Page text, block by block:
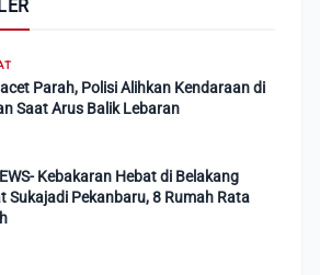
Parah, Polisi Alihkan Kendaraan di
Saat Arus Balik Lebaran
Kebakaran Hebat di Belakang
Sukajadi Pekanbaru, 8 Rumah Rata